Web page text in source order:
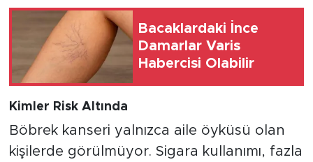
Bacaklardaki İnce
Damarlar Varis
Habercisi Olabilir
Kimler Risk Altında
Böbrek kanseri yalnızca aile öyküsü olan
kişilerde görülmüyor. Sigara kullanımı, fazla